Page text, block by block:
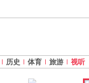
历史 体育 旅游 视听